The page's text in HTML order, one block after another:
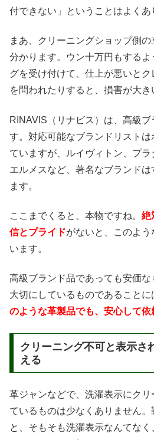
付できない」ということはよくあ
まあ、クリーニングショップ側
分かります。ウン十万円もする
グを受け付けて、仕上が悪いと
を問われたりすると、損害が大き
RINAVIS（リナビス）は、高級
す。対応可能なブランドリスト
ていますが、ルイヴィトン、プラ
エルメスなど、著名なブランド
ます。
ここまでくると、本物ですね。 絶
信とプライドがないと、このよ
います。
高級ブランド品であっても安価
大切にしているものであることに
のような革製品でも、安心して依
クリーニング不可と表示さ
える
革ジャンなどで、洗濯表示にク
ているものは少なくありません
と、そもそも洗濯表示なんてな